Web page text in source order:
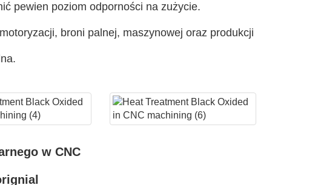
pewien poziom odporności na zużycie.
broni palnej, maszynowej oraz produkcji
w CNC